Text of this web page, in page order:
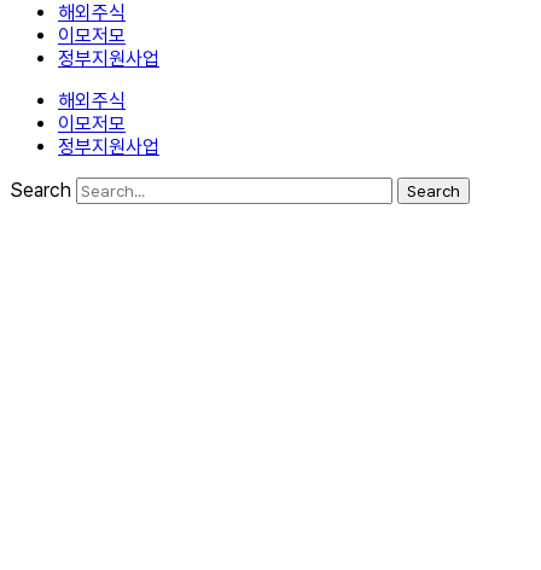
해외주식
이모저모
정부지원사업
해외주식
이모저모
정부지원사업
Search
Search